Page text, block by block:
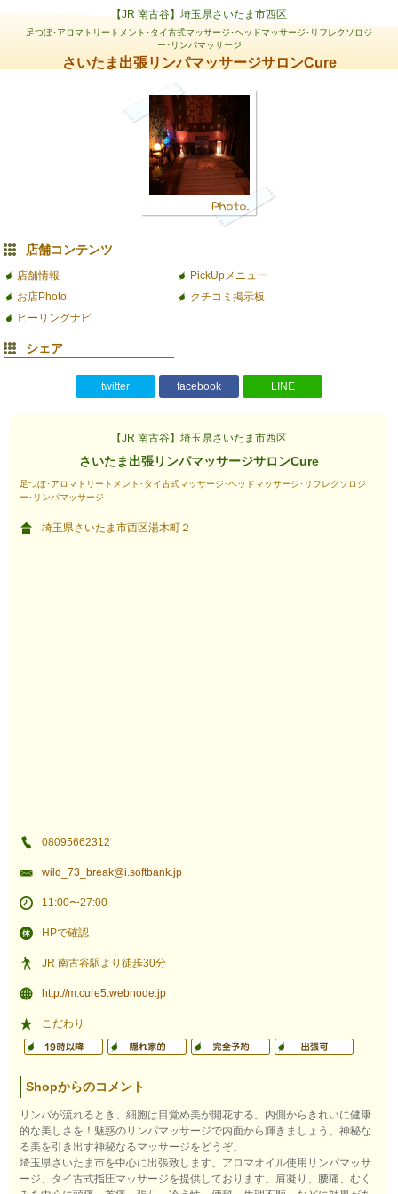
【JR 南古谷】埼玉県さいたま市西区
足つぼ･アロマトリートメント･タイ古式マッサージ･ヘッドマッサージ･リフレクソロジ
ー･リンパマッサージ
さいたま出張リンパマッサージサロンCure
店舗コンテンツ
店舗情報
PickUpメニュー
お店Photo
クチコミ掲示板
ヒーリングナビ
シェア
twitter facebook LINE
【JR 南古谷】埼玉県さいたま市西区
さいたま出張リンパマッサージサロンCure
足つぼ･アロマトリートメント･タイ古式マッサージ･ヘッドマッサージ･リフレクソロジ
ー･リンパマッサージ
埼玉県さいたま市西区湯木町２
08095662312
wild_73_break@i.softbank.jp
11:00〜27:00
HPで確認
JR 南古谷駅より徒歩30分
http://m.cure5.webnode.jp
こだわり
Shopからのコメント
リンパが流れるとき、細胞は目覚め美が開花する。内側からきれいに健康
的な美しさを！魅惑のリンパマッサージで内面から輝きましょう。神秘な
る美を引き出す神秘なるマッサージをどうぞ。
埼玉県さいたま市を中心に出張致します。アロマオイル使用リンパマッサ
ージ、タイ古式指圧マッサージを提供しております。肩凝り、腰痛、むく